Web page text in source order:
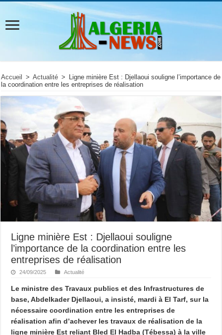
Accueil > Actualité >
Ligne minière Est : Djellaoui souligne l’importance de
la coordination entre les entreprises de réalisation
Ligne minière Est : Djellaoui souligne
l’importance de la coordination entre les
entreprises de réalisation
24/09/2025 Actualité
Le ministre des Travaux publics et des Infrastructures de
base, Abdelkader Djellaoui, a insisté, mardi à El Tarf, sur la
nécessaire coordination entre les entreprises de
réalisation afin d’achever les travaux de réalisation de la
ligne minière Est reliant Bled El Hadba (Tébessa) à la ville